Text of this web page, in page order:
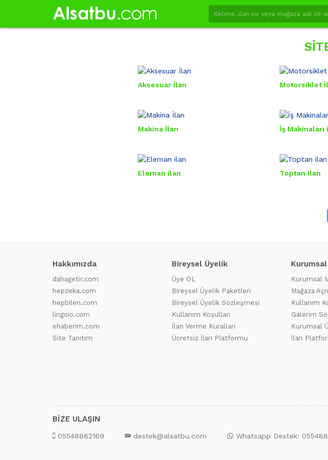
Aksesuar İlan Motorsiklet
Makina İlan İş Makinaları
Eleman ilan Toptan ilan
Hakkımızda
dahagetir.com
hepzeka.com
hepbilen.com
lingoio.com
ehaberim.com
Site Tanıtım
Bireysel Üyelik
Üye OL
Bireysel Üyelik Paketleri
Bireysel Üyelik Sözleşmesi
Kullanım Koşulları
İlan Verme Kuralları
Ücretsiz İlan Platformu
Kurumsal
Mağaza
Kullanım
Galerim
Kurumsal
İlan
BİZE ULAŞIN
05548862169 destek@alsatbu.com Whatsapp Destek: